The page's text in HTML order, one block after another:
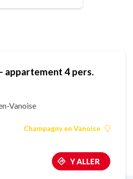
appartement 4 pers.
Vanoise
Champagny en Vanoise
Y ALLER